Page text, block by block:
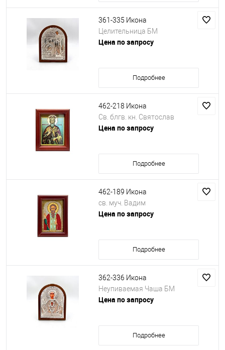
361-335 Икона
Целительница БМ
Цена по запросу
Подробнее
462-218 Икона
Св. блгв. кн. Святослав
Цена по запросу
Подробнее
462-189 Икона
св. муч. Вадим
Цена по запросу
Подробнее
362-336 Икона
Неупиваемая Чаша БМ
Цена по запросу
Подробнее